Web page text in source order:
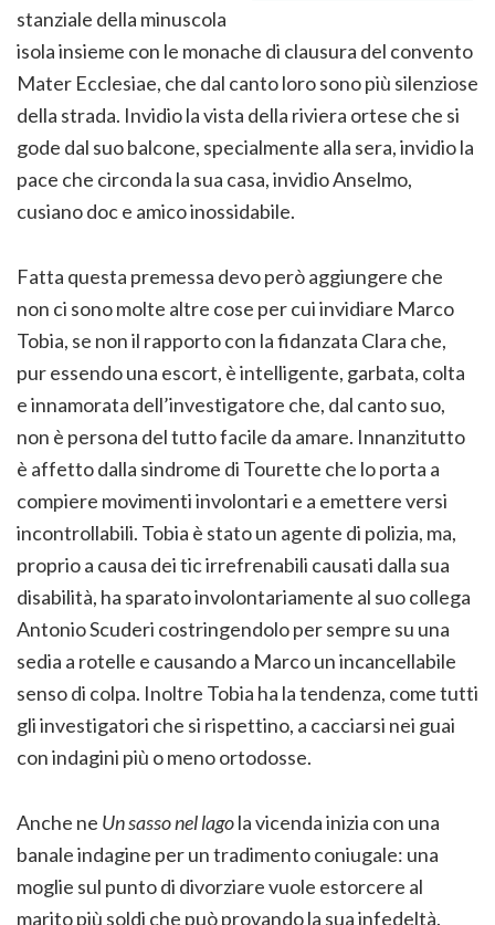
stanziale della minuscola
isola insieme con le monache di clausura del convento
Mater Ecclesiae, che dal canto loro sono più silenziose
della strada. Invidio la vista della riviera ortese che si
gode dal suo balcone, specialmente alla sera, invidio la
pace che circonda la sua casa, invidio Anselmo,
cusiano doc e amico inossidabile.
Fatta questa premessa devo però aggiungere che
non ci sono molte altre cose per cui invidiare Marco
Tobia, se non il rapporto con la fidanzata Clara che,
pur essendo una escort, è intelligente, garbata, colta
e innamorata dell’investigatore che, dal canto suo,
non è persona del tutto facile da amare. Innanzitutto
è affetto dalla sindrome di Tourette che lo porta a
compiere movimenti involontari e a emettere versi
incontrollabili. Tobia è stato un agente di polizia, ma,
proprio a causa dei tic irrefrenabili causati dalla sua
disabilità, ha sparato involontariamente al suo collega
Antonio Scuderi costringendolo per sempre su una
sedia a rotelle e causando a Marco un incancellabile
senso di colpa. Inoltre Tobia ha la tendenza, come tutti
gli investigatori che si rispettino, a cacciarsi nei guai
con indagini più o meno ortodosse.
Anche ne Un sasso nel lagola vicenda inizia con una
banale indagine per un tradimento coniugale: una
moglie sul punto di divorziare vuole estorcere al
marito più soldi che può provando la sua infedeltà.